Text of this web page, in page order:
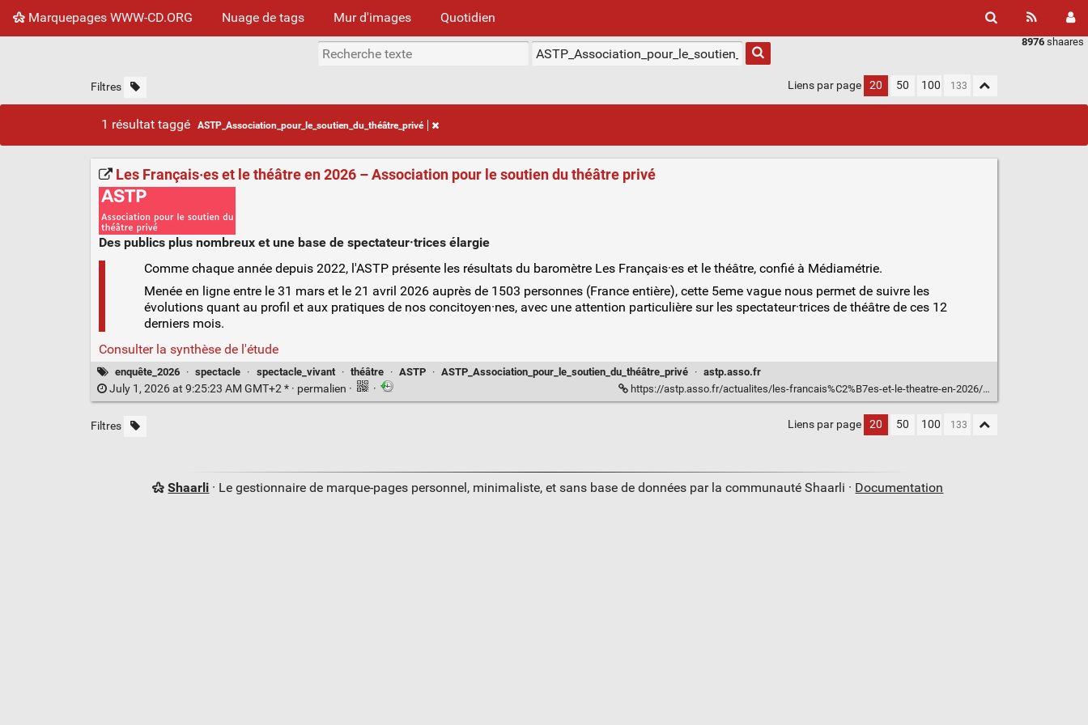
Marquepages WWW-CD.ORG Nuage de tags Mur d'images Quotidien
8976 shaares
Filtres Liens par page 20 50 100
1 résultat taggé ASTP_Association_pour_le_soutien_du_théâtre_privé
Les Français·es et le théâtre en 2026 – Association pour le soutien du théâtre privé
Des publics plus nombreux et une base de spectateur·trices élargie
Comme chaque année depuis 2022, l'ASTP présente les résultats du baromètre Les Français·es et le théâtre, confié à Médiamétrie.
Menée en ligne entre le 31 mars et le 21 avril 2026 auprès de 1503 personnes (France entière), cette 5eme vague nous permet de suivre les
évolutions quant au profil et aux pratiques de nos concitoyen·nes, avec une attention particulière sur les spectateur·trices de théâtre de ces 12
derniers mois.
Consulter la synthèse de l'étude
enquête_2026 · spectacle · spectacle_vivant · théâtre · ASTP · ASTP_Association_pour_le_soutien_du_théâtre_privé · astp.asso.fr
July 1, 2026 at 9:25:23 AM GMT+2 * · permalien · · https://astp.asso.fr/actualites/les-francais%C2%B7es-et-le-theatre-en-2026/
Filtres Liens par page 20 50 100
Shaarli · Le gestionnaire de marque-pages personnel, minimaliste, et sans base de données par la communauté Shaarli · Documentation